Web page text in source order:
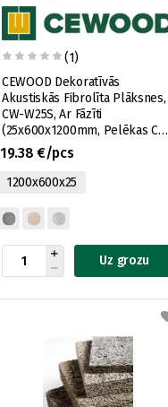
(1)
CEWOOD Dekoratīvās
Akustiskās Fibrolīta Plāksnes,
CW-W25S, Ar Fāzīti
(25x600x1200mm, Pelēkas CW-
W25S-P5-1200X600-GP,
0,72m2)
19.38 €/pcs
1200x600x25
Uz grozu